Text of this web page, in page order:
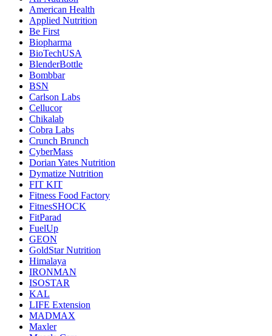
American Health
Applied Nutrition
Be First
Biopharma
BioTechUSA
BlenderBottle
Bombbar
BSN
Carlson Labs
Cellucor
Chikalab
Cobra Labs
Crunch Brunch
CyberMass
Dorian Yates Nutrition
Dymatize Nutrition
FIT KIT
Fitness Food Factory
FitnesSHOCK
FitParad
FuelUp
GEON
GoldStar Nutrition
Himalaya
IRONMAN
ISOSTAR
KAL
LIFE Extension
MADMAX
Maxler